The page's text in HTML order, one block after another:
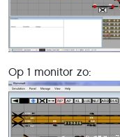
Op 1 monitor zo: